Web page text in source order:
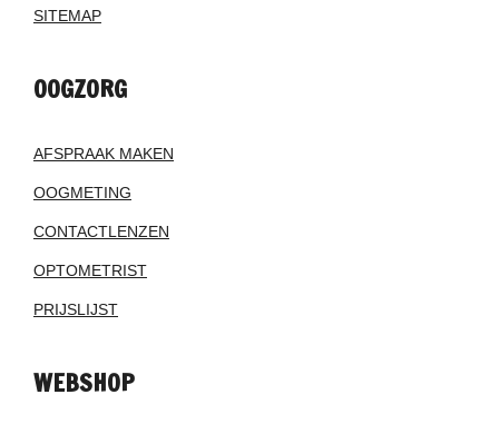
SITEMAP
OOGZORG
AFSPRAAK MAKEN
OOGMETING
CONTACTLENZEN
OPTOMETRIST
PRIJSLIJST
WEBSHOP